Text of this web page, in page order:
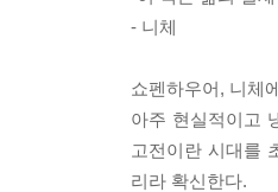
- 니체
쇼펜하우어, 니체
아주 현실적이고
고전이란 시대를
리라 확신한다.